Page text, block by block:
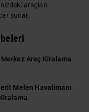
araçları
sunar.
Merkez Araç Kiralama
Melen Havalimanı